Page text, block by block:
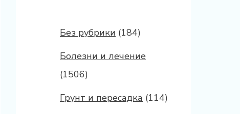
Без рубрики (184)
Болезни и лечение
(1506)
Грунт и пересадка (114)